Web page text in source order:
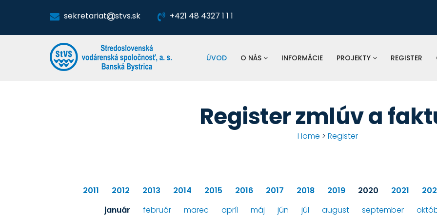
sekretariat stvs.sk +421 48 4327 1 1 1
Pre
vodomerov,
spoločnosť:
ÚVOD O NÁS INFORMÁCIE PROJEKTY REGISTER
Register zmlúv a
Home > Register
2011 2012 2013 2014 2015 2016 2017 2018 2019 2020 2021
január
február marec apríl máj jún júl august september